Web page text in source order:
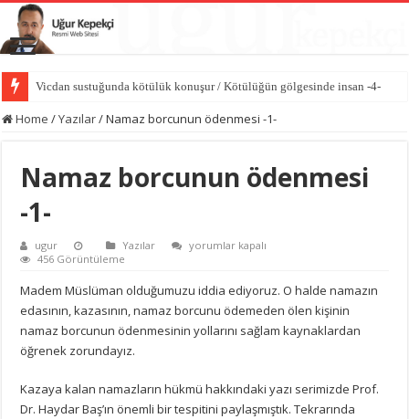
Vicdan sustuğunda kötülük konuşur / Kötülüğün gölgesinde insan -4-
Hasedin ilk cinayeti / Kötülüğün gölgesinde insan -3-
Home /Yazılar/Namaz borcunun ödenmesi -1-
Namaz borcunun ödenmesi
-1-
ugur Yazılar
Namaz
-1-
için
yorumlar kapalı
456 Görüntüleme
Madem Müslüman olduğumuzu iddia ediyoruz. O halde namazın
edasının, kazasının, namaz borcunu ödemeden ölen kişinin
namaz borcunun ödenmesinin yollarını sağlam kaynaklardan
öğrenek zorundayız.
Kazaya kalan namazların hükmü hakkındaki yazı serimizde Prof.
Dr. Haydar Baş’ın önemli bir tespitini paylaşmıştık. Tekrarında